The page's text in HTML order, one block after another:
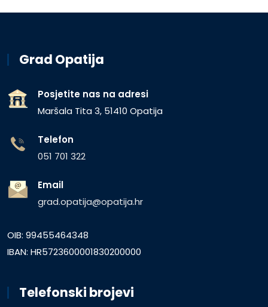
Grad Opatija
Posjetite nas na adresi
Maršala Tita 3, 51410 Opatija
Telefon
051 701 322
Email
grad.opatija@opatija.hr
OIB: 99455464348
IBAN: HR5723600001830200000
Telefonski brojevi